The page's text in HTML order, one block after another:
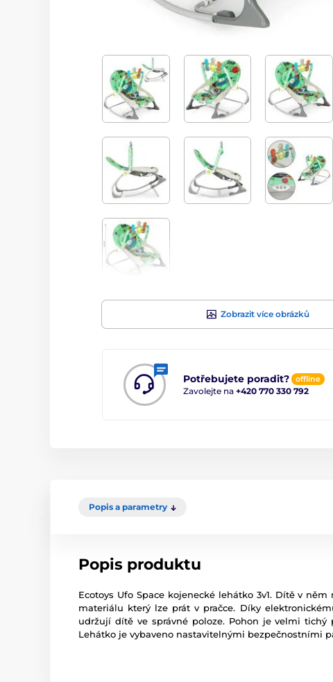
Zobrazit více obrázků
Potřebujete poradit? offline
Zavolejte na +420 770 330 792
Popis a parametry
Popis produktu
Ecotoys Ufo Space kojenecké lehátko 3v1. Dítě v
materiálu který lze prát v pračce. Díky
udržují dítě ve správné poloze. Pohon je velmi
Lehátko je vybaveno nastavitelnými bezpečnostními